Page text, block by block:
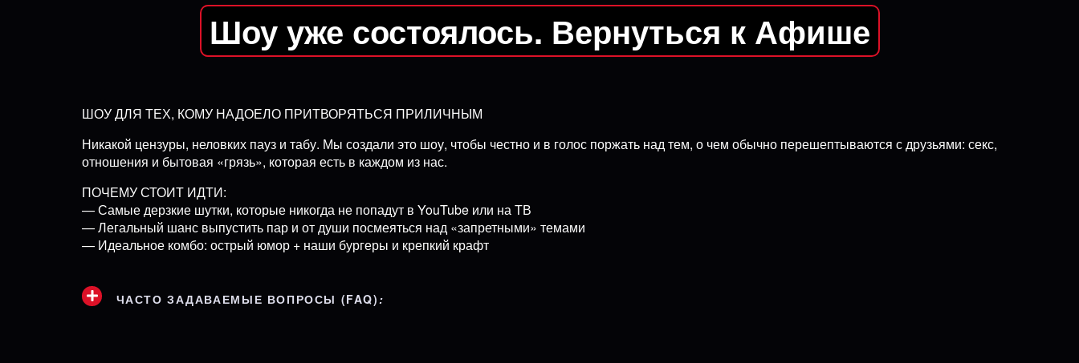
Шоу уже состоялось. Вернуться к Афише
ШОУ ДЛЯ ТЕХ, КОМУ НАДОЕЛО ПРИТВОРЯТЬСЯ ПРИЛИЧНЫМ
Никакой цензуры, неловких пауз и табу. Мы создали это шоу, чтобы честно и в голос поржать над тем, о чем обычно перешептываются с друзьями: секс,
отношения и бытовая «грязь», которая есть в каждом из нас.
ПОЧЕМУ СТОИТ ИДТИ:
— Самые дерзкие шутки, которые никогда не попадут в YouTube или на ТВ
— Легальный шанс выпустить пар и от души посмеяться над «запретными» темами
— Идеальное комбо: острый юмор + наши бургеры и крепкий крафт
ЧАСТО ЗАДАВАЕМЫЕ ВОПРОСЫ (FAQ):